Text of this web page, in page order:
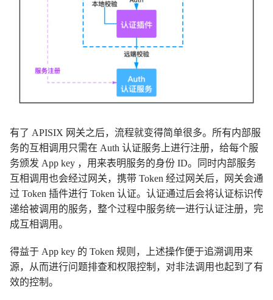
有了 APISIX 网关之后，流程就变得简单很多。所有内部服
务的互相调用只需在 Auth 认证服务上进行注册，给每个服
务颁发 App key ，用来表明服务的身份 ID。同时内部服务
互相调用也会经过网关，携带 Token 经过网关后，网关会通
过 Token 插件进行 Token 认证。认证通过后会将认证标识传
递给被调用的服务，整个过程中服务统一进行认证注册，完
成互相调用。
得益于 App key 的 Token 规则，上述操作便于追溯调用来
源，从而进行问题排查和权限控制，对非法调用也起到了有
效的控制。